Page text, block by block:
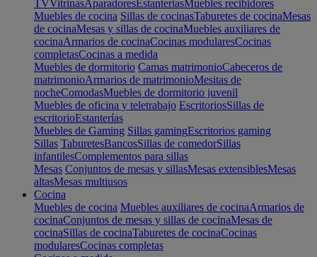
TVVitrinasAparadoresEstanteriasMuebles recibidores
Muebles de cocina Sillas de cocinasTaburetes de cocinaMesas
de cocinaMesas y sillas de cocinaMuebles auxiliares de
cocinaArmarios de cocinaCocinas modularesCocinas
completasCocinas a medida
Muebles de dormitorio Camas matrimonioCabeceros de
matrimonioArmarios de matrimonioMesitas de
nocheComodasMuebles de dormitorio juvenil
Muebles de oficina y teletrabajo EscritoriosSillas de
escritorioEstanterías
Muebles de Gaming Sillas gamingEscritorios gaming
Sillas TaburetesBancosSillas de comedorSillas
infantilesComplementos para sillas
Mesas Conjuntos de mesas y sillasMesas extensiblesMesas
altasMesas multiusos
Cocina
Muebles de cocina Muebles auxiliares de cocinaArmarios de
cocinaConjuntos de mesas y sillas de cocinaMesas de
cocinaSillas de cocinaTaburetes de cocinaCocinas
modularesCocinas completas